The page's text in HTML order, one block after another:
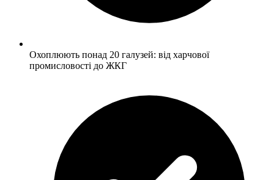
Охоплюють понад 20 галузей: від харчової
промисловості до ЖКГ